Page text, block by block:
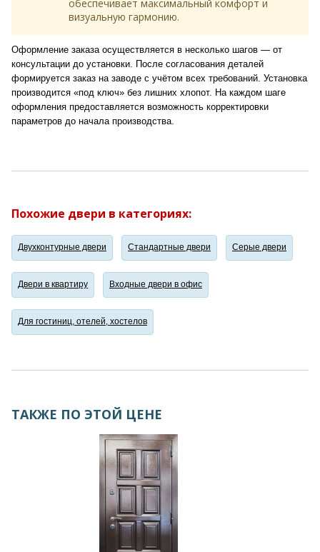
обеспечивает максимальный комфорт и
визуальную гармонию.
Оформление заказа осуществляется в несколько шагов — от
консультации до установки. После согласования деталей
формируется заказ на заводе с учётом всех требований. Установка
производится «под ключ» без лишних хлопот. На каждом шаге
оформления предоставляется возможность корректировки
параметров до начала производства.
Похожие двери в категориях:
Двухконтурные двери Стандартные двери Серые двери
Двери в квартиру Входные двери в офис
Для гостиниц, отелей, хостелов
ТАКЖЕ ПО ЭТОЙ ЦЕНЕ